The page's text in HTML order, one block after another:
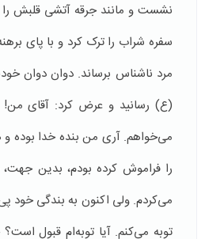
نشست و مانند جرقه آتشى قلبش
سفره شراب را ترک کرد و با پاى
مرد ناشناس برساند. دوان دوان
(ع) رسانید و عرض کرد: آقاى من!
مى‌خواهم. آرى من بنده خدا بوده
را فراموش کرده بودم، بدین
مى‌کردم. ولى اکنون به بندگى خود
توبه می‌کنم. آیا توبه‌ام قبول